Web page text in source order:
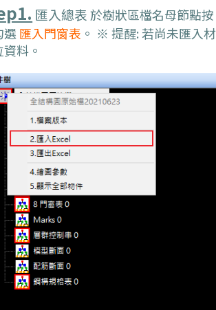
匯入總表於樹狀區檔名母節點
選 匯入門窗表 。 ※ 提醒: 若尚未匯入
料。